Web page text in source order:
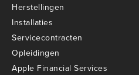
Herstellingen
Installaties
Servicecontracten
Opleidingen
Apple Financial Services